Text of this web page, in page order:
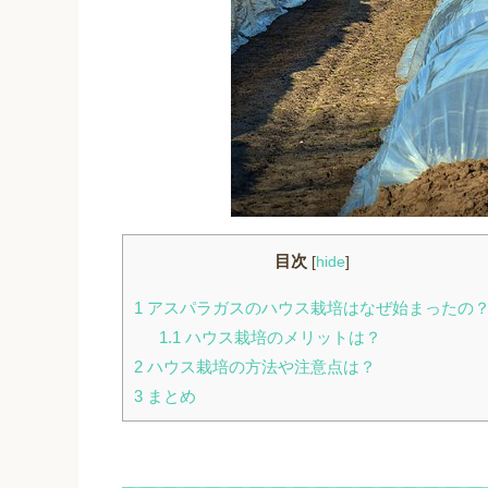
目次 [hide]
1 アスパラガスのハウス栽培はなぜ始まったの
1.1 ハウス栽培のメリットは？
2 ハウス栽培の方法や注意点は？
3 まとめ